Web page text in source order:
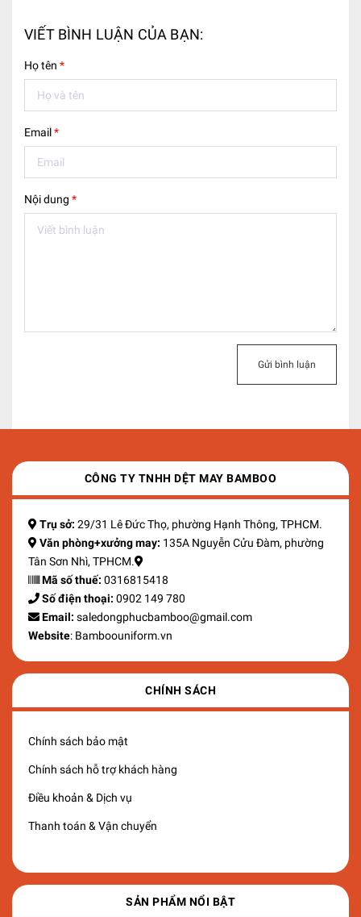
VIẾT BÌNH LUẬN CỦA BẠN:
Họ tên *
Email*
Nội dung *
Gửi bình luận
CÔNG TY TNHH DỆT MAY BAMBOO
Trụ sở: 29/31 Lê Đức Thọ, phường Hạnh Thông, TPHCM.
Văn phòng+xưởng may: 135A Nguyễn Cửu Đàm, phường
Tân Sơn Nhì, TPHCM.
Mã số thuế: 0316815418
Số điện thoại: 0902 149 780
Email: saledongphucbamboo@gmail.com
Website: Bamboouniform.vn
CHÍNH SÁCH
Chính sách bảo mật
Chính sách hỗ trợ khách hàng
Điều khoản & Dịch vụ
Thanh toán & Vận chuyển
SẢN PHẨM NỔI BẬT